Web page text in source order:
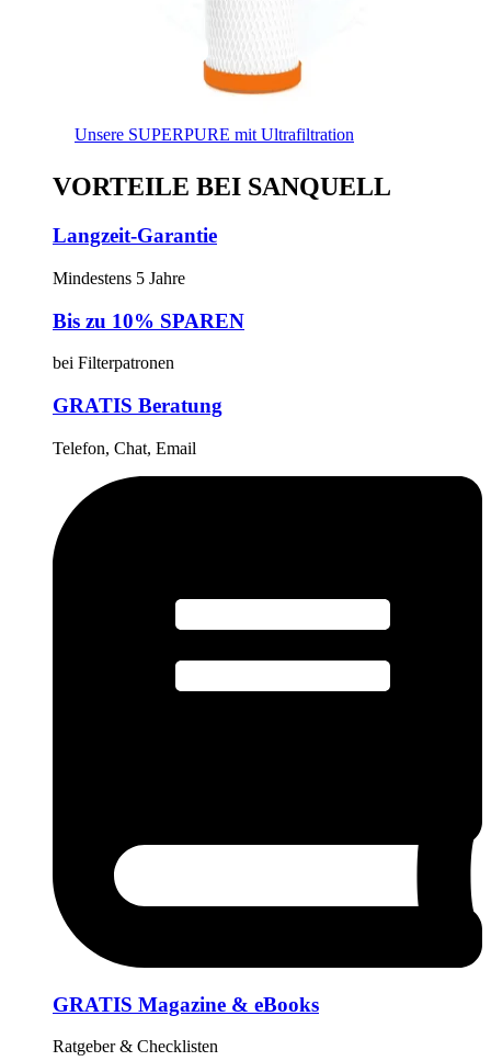
Unsere SUPERPURE mit Ultrafiltration
VORTEILE BEI SANQUELL
Langzeit-Garantie
Mindestens 5 Jahre
Bis zu 10% SPAREN
bei Filterpatronen
GRATIS Beratung
Telefon, Chat, Email
GRATIS Magazine & eBooks
Ratgeber & Checklisten